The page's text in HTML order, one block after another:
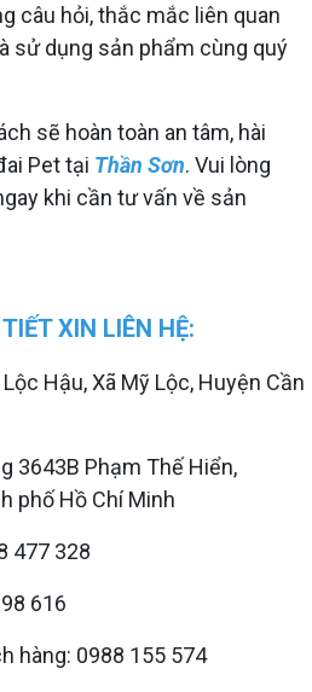
câu hỏi, thắc mắc liên quan
sử dụng sản phẩm cùng quý
sẽ hoàn toàn an tâm, hài
Pet tại Thần Sơn. Vui lòng
khi cần tư vấn về sản
XIN LIÊN HỆ:
Hậu, Xã Mỹ Lộc, Huyện Cần
3643B Phạm Thế Hiển,
phố Hồ Chí Minh
477 328
616
0988 155 574